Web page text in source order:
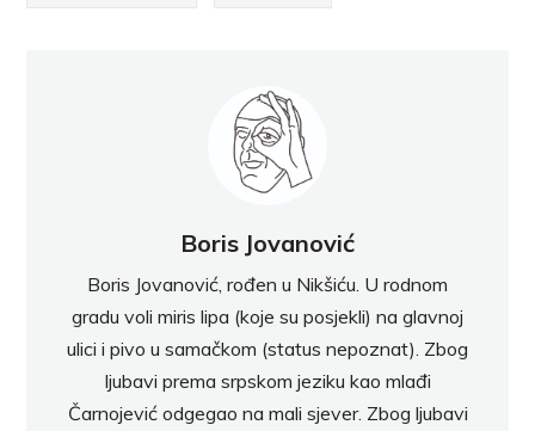
Boris Jovanović
Boris Jovanović, rođen u Nikšiću. U rodnom
gradu voli miris lipa (koje su posjekli) na glavnoj
ulici i pivo u samačkom (status nepoznat). Zbog
ljubavi prema srpskom jeziku kao mlađi
Čarnojević odgegao na mali sjever. Zbog ljubavi